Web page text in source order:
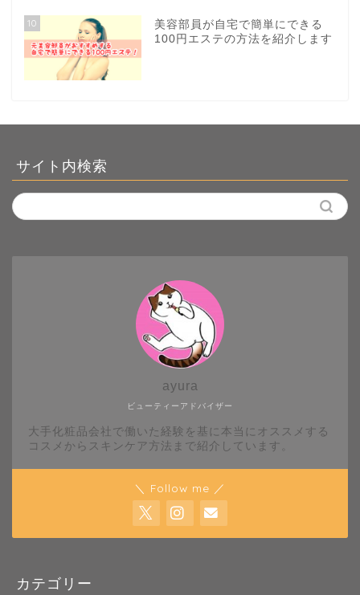
10
美容部員が自宅で簡単にできる
100円エステの方法を紹介します
サイト内検索
ビューティーアドバイザー
ayura
大手化粧品会社で働いた経験を基に本当にオススメする
コスメからスキンケア方法まで紹介しています。
＼ Follow me ／
カテゴリー